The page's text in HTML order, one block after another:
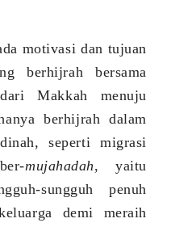
motivasi dan tujuan
berhijrah bersama
Makkah menuju
berhijrah dalam
seperti migrasi
mujahadah, yaitu
sungguh penuh
demi meraih